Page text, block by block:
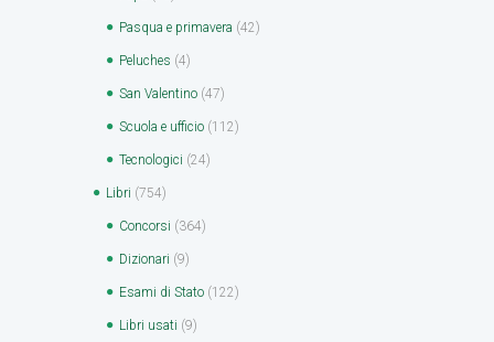
Pasqua e primavera (42)
Peluches (4)
San Valentino (47)
Scuola e ufficio (112)
Tecnologici (24)
Libri (754)
Concorsi (364)
Dizionari (9)
Esami di Stato (122)
Libri usati (9)